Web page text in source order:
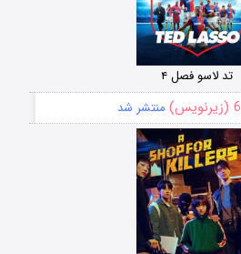
تد لاسو فصل ۴
6 (زیرنویس) منتشر شد